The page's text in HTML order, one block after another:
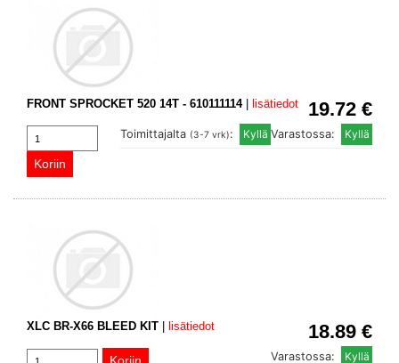
19.72 €
FRONT SPROCKET 520 14T - 610111114| lisätiedot
Varastossa:
Toimittajalta (3-7 vrk):
18.89 €
XLC BR-X66 BLEED KIT lisätiedot
Varastossa: